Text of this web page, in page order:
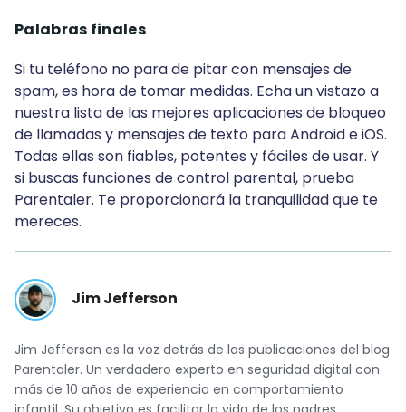
Palabras finales
Si tu teléfono no para de pitar con mensajes de
spam, es hora de tomar medidas. Echa un vistazo a
nuestra lista de las mejores aplicaciones de bloqueo
de llamadas y mensajes de texto para Android e iOS.
Todas ellas son fiables, potentes y fáciles de usar. Y
si buscas funciones de control parental, prueba
Parentaler. Te proporcionará la tranquilidad que te
mereces.
Jim Jefferson
Jim Jefferson es la voz detrás de las publicaciones del blog
Parentaler. Un verdadero experto en seguridad digital con
más de 10 años de experiencia en comportamiento